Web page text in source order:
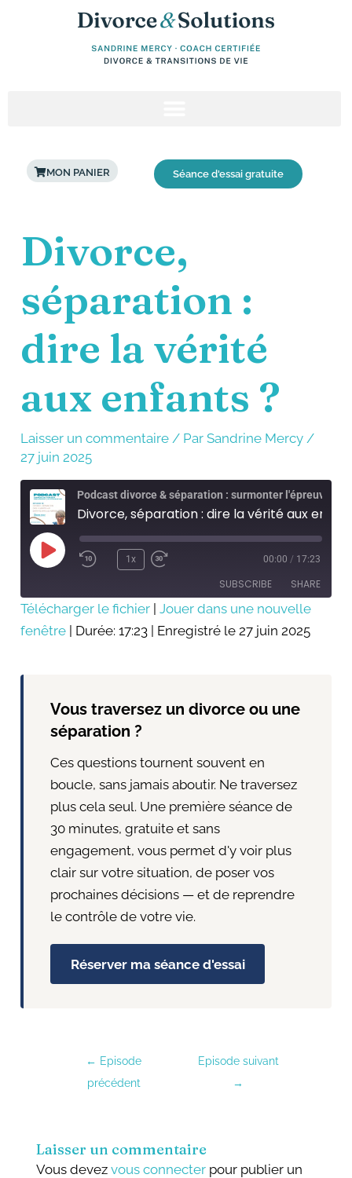
MON PANIER Séance d'essai gratuite
Divorce,
séparation :
dire la vérité
aux enfants ?
Laisser un commentaire / ParSandrine Mercy /
27 juin 2025
Podcast divorce & séparation : surmonter l'épreuve
Play
Episode
1x 00:00 / 17:23
SUBSCRIBE SHARE
SHARE
EMBED
Télécharger le fichier |Jouer dans une nouvelle
fenêtre | Durée: 17:23 | Enregistré le 27 juin 2025
Vous traversez un divorce ou une
séparation ?
Ces questions tournent souvent en
boucle, sans jamais aboutir. Ne traversez
plus cela seul. Une première séance de
30 minutes, gratuite et sans
engagement, vous permet d'y voir plus
clair sur votre situation, de poser vos
prochaines décisions — et de reprendre
le contrôle de votre vie.
Réserver ma séance d'essai
navigation
← Episode
précédent
Episode suivant
→
Laisser un commentaire
Vous devez vous connecterpour publier un